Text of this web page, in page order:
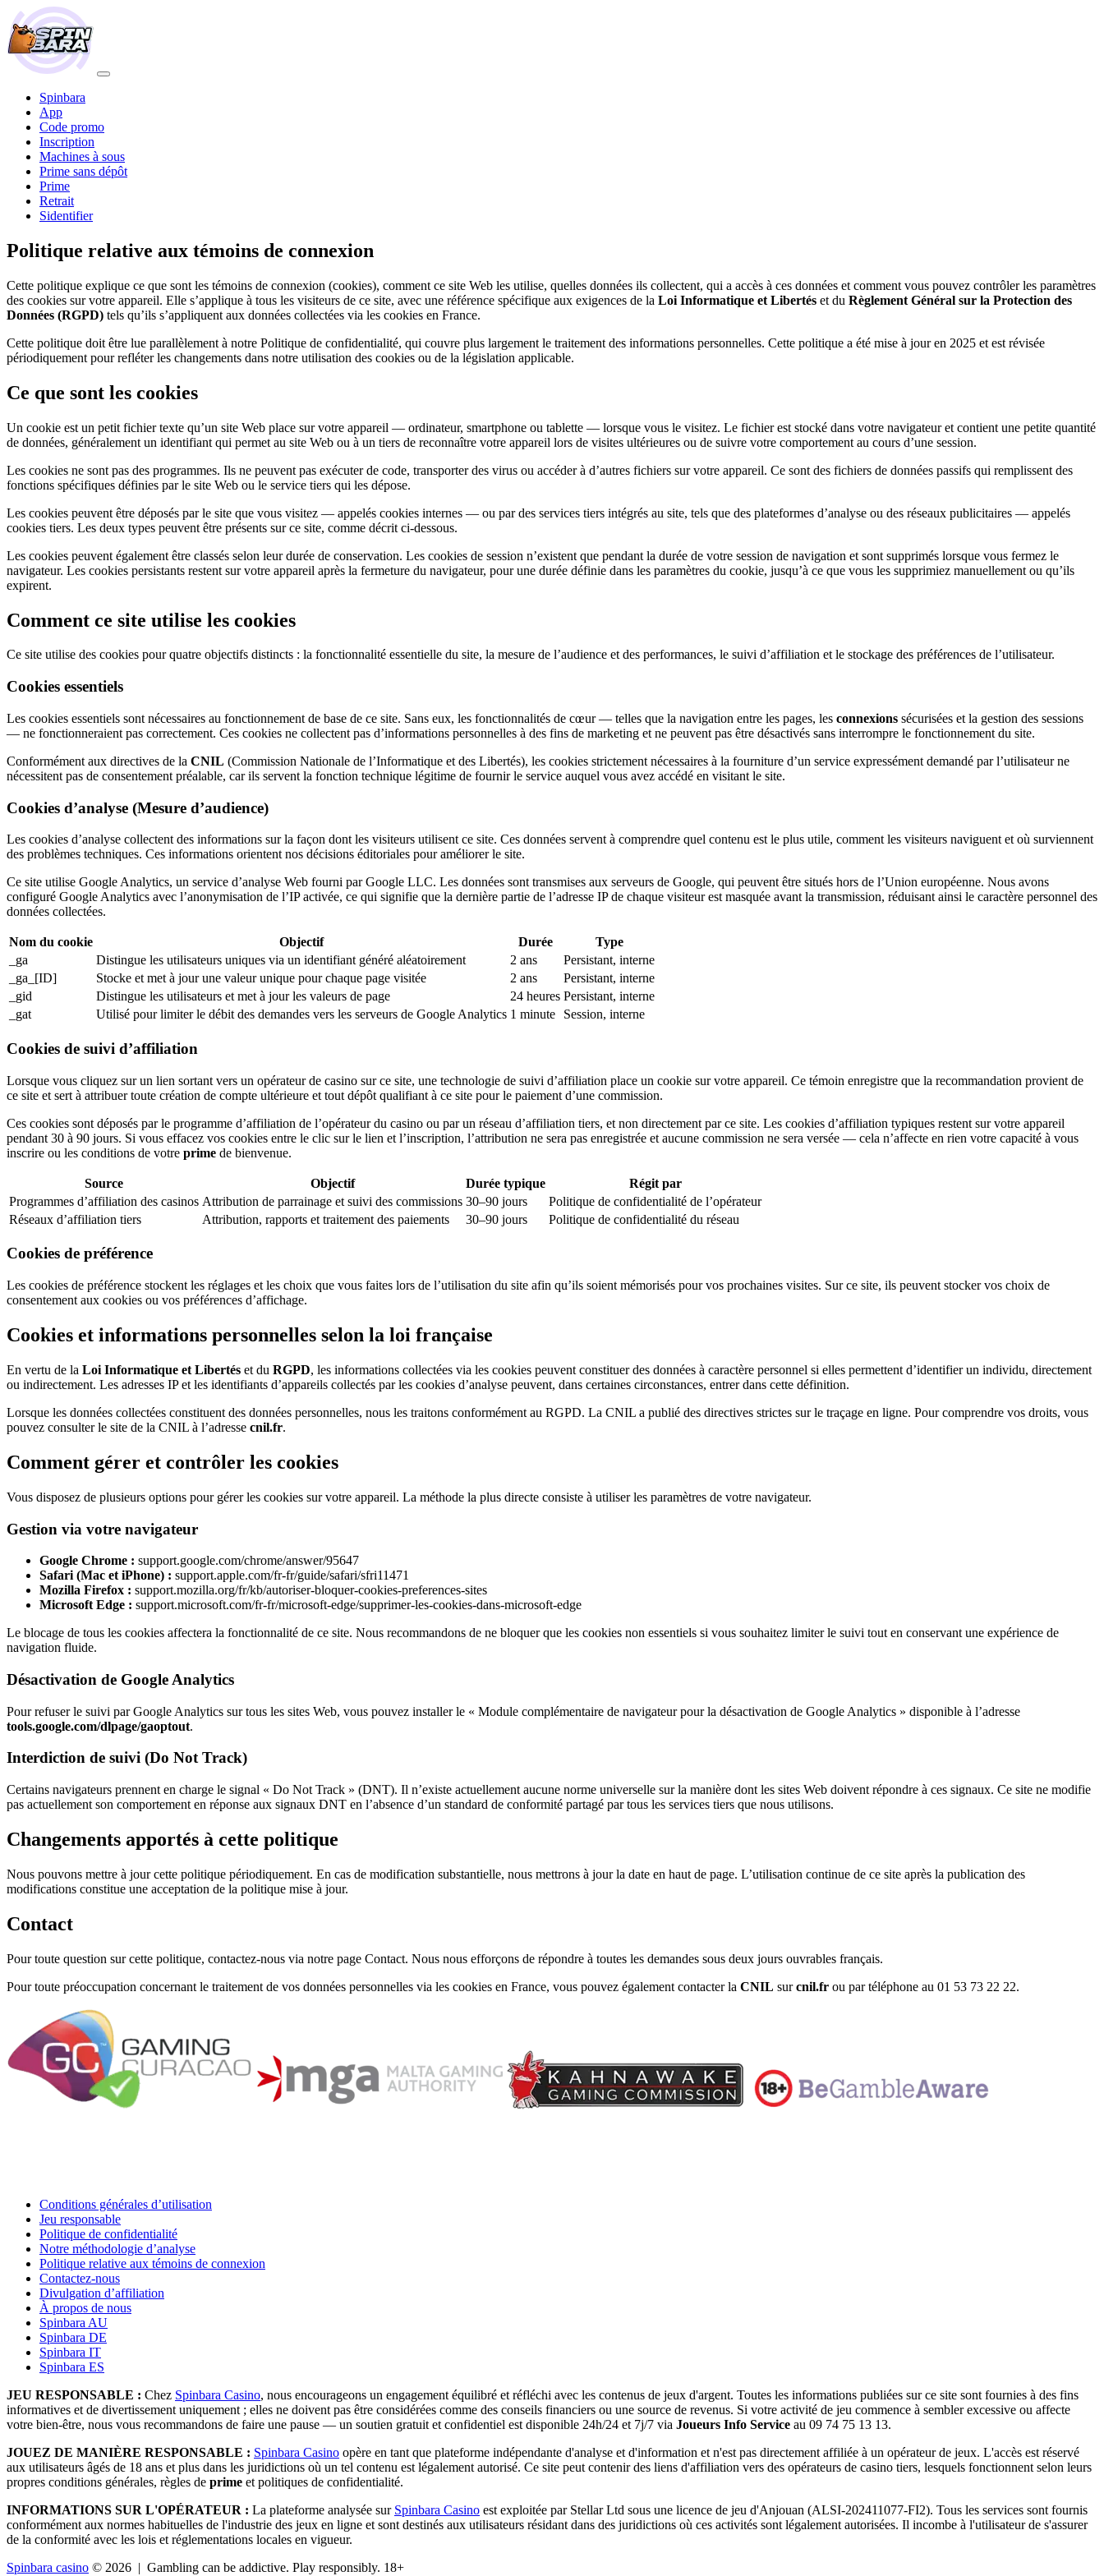
Spinbara
App
Code promo
Inscription
Machines à sous
Prime sans dépôt
Prime
Retrait
Sidentifier
Politique relative aux témoins de connexion
Cette politique explique ce que sont les témoins de connexion (cookies), comment ce site Web les utilise, quelles données ils collectent, qui a accès à ces données et comment vous pouvez contrôler les paramètres
des cookies sur votre appareil. Elle s’applique à tous les visiteurs de ce site, avec une référence spécifique aux exigences de la Loi Informatique et Libertés et du Règlement Général sur la Protection des
Données (RGPD) tels qu’ils s’appliquent aux données collectées via les cookies en France.
Cette politique doit être lue parallèlement à notre Politique de confidentialité, qui couvre plus largement le traitement des informations personnelles. Cette politique a été mise à jour en 2025 et est révisée
périodiquement pour refléter les changements dans notre utilisation des cookies ou de la législation applicable.
Ce que sont les cookies
Un cookie est un petit fichier texte qu’un site Web place sur votre appareil — ordinateur, smartphone ou tablette — lorsque vous le visitez. Le fichier est stocké dans votre navigateur et contient une petite quantité
de données, généralement un identifiant qui permet au site Web ou à un tiers de reconnaître votre appareil lors de visites ultérieures ou de suivre votre comportement au cours d’une session.
Les cookies ne sont pas des programmes. Ils ne peuvent pas exécuter de code, transporter des virus ou accéder à d’autres fichiers sur votre appareil. Ce sont des fichiers de données passifs qui remplissent des
fonctions spécifiques définies par le site Web ou le service tiers qui les dépose.
Les cookies peuvent être déposés par le site que vous visitez — appelés cookies internes — ou par des services tiers intégrés au site, tels que des plateformes d’analyse ou des réseaux publicitaires — appelés
cookies tiers. Les deux types peuvent être présents sur ce site, comme décrit ci-dessous.
Les cookies peuvent également être classés selon leur durée de conservation. Les cookies de session n’existent que pendant la durée de votre session de navigation et sont supprimés lorsque vous fermez le
navigateur. Les cookies persistants restent sur votre appareil après la fermeture du navigateur, pour une durée définie dans les paramètres du cookie, jusqu’à ce que vous les supprimiez manuellement ou qu’ils
expirent.
Comment ce site utilise les cookies
Ce site utilise des cookies pour quatre objectifs distincts : la fonctionnalité essentielle du site, la mesure de l’audience et des performances, le suivi d’affiliation et le stockage des préférences de l’utilisateur.
Cookies essentiels
Les cookies essentiels sont nécessaires au fonctionnement de base de ce site. Sans eux, les fonctionnalités de cœur — telles que la navigation entre les pages, les connexions sécurisées et la gestion des sessions
— ne fonctionneraient pas correctement. Ces cookies ne collectent pas d’informations personnelles à des fins de marketing et ne peuvent pas être désactivés sans interrompre le fonctionnement du site.
Conformément aux directives de la CNIL (Commission Nationale de l’Informatique et des Libertés), les cookies strictement nécessaires à la fourniture d’un service expressément demandé par l’utilisateur ne
nécessitent pas de consentement préalable, car ils servent la fonction technique légitime de fournir le service auquel vous avez accédé en visitant le site.
Cookies d’analyse (Mesure d’audience)
Les cookies d’analyse collectent des informations sur la façon dont les visiteurs utilisent ce site. Ces données servent à comprendre quel contenu est le plus utile, comment les visiteurs naviguent et où surviennent
des problèmes techniques. Ces informations orientent nos décisions éditoriales pour améliorer le site.
Ce site utilise Google Analytics, un service d’analyse Web fourni par Google LLC. Les données sont transmises aux serveurs de Google, qui peuvent être situés hors de l’Union européenne. Nous avons
configuré Google Analytics avec l’anonymisation de l’IP activée, ce qui signifie que la dernière partie de l’adresse IP de chaque visiteur est masquée avant la transmission, réduisant ainsi le caractère personnel des
données collectées.
Nom du cookie Objectif Durée
Type
_ga
Distingue les utilisateurs uniques via un identifiant généré aléatoirement 2 ans
Persistant, interne
_ga_[ID]
Stocke et met à jour une valeur unique pour chaque page visitée 2 ans
Persistant, interne
_gid
Distingue les utilisateurs et met à jour les valeurs de page 24 heures Persistant, interne
_gat
Utilisé pour limiter le débit des demandes vers les serveurs de Google Analytics 1 minute Session, interne
Cookies de suivi d’affiliation
Lorsque vous cliquez sur un lien sortant vers un opérateur de casino sur ce site, une technologie de suivi d’affiliation place un cookie sur votre appareil. Ce témoin enregistre que la recommandation provient de
ce site et sert à attribuer toute création de compte ultérieure et tout dépôt qualifiant à ce site pour le paiement d’une commission.
Ces cookies sont déposés par le programme d’affiliation de l’opérateur du casino ou par un réseau d’affiliation tiers, et non directement par ce site. Les cookies d’affiliation typiques restent sur votre appareil
pendant 30 à 90 jours. Si vous effacez vos cookies entre le clic sur le lien et l’inscription, l’attribution ne sera pas enregistrée et aucune commission ne sera versée — cela n’affecte en rien votre capacité à vous
inscrire ou les conditions de votre prime de bienvenue.
Source Objectif Durée typique
Régit par
Programmes d’affiliation des casinos Attribution de parrainage et suivi des commissions 30–90 jours
Politique de confidentialité de l’opérateur
Réseaux d’affiliation tiers
Attribution, rapports et traitement des paiements 30–90 jours Politique de confidentialité du réseau
Cookies de préférence
Les cookies de préférence stockent les réglages et les choix que vous faites lors de l’utilisation du site afin qu’ils soient mémorisés pour vos prochaines visites. Sur ce site, ils peuvent stocker vos choix de
consentement aux cookies ou vos préférences d’affichage.
Cookies et informations personnelles selon la loi française
En vertu de la Loi Informatique et Libertés et du RGPD, les informations collectées via les cookies peuvent constituer des données à caractère personnel si elles permettent d’identifier un individu, directement
ou indirectement. Les adresses IP et les identifiants d’appareils collectés par les cookies d’analyse peuvent, dans certaines circonstances, entrer dans cette définition.
Lorsque les données collectées constituent des données personnelles, nous les traitons conformément au RGPD. La CNIL a publié des directives strictes sur le traçage en ligne. Pour comprendre vos droits, vous
pouvez consulter le site de la CNIL à l’adresse cnil.fr.
Comment gérer et contrôler les cookies
Vous disposez de plusieurs options pour gérer les cookies sur votre appareil. La méthode la plus directe consiste à utiliser les paramètres de votre navigateur.
Gestion via votre navigateur
Google Chrome : support.google.com/chrome/answer/95647
Safari (Mac et iPhone) : support.apple.com/fr-fr/guide/safari/sfri11471
Mozilla Firefox : support.mozilla.org/fr/kb/autoriser-bloquer-cookies-preferences-sites
Microsoft Edge : support.microsoft.com/fr-fr/microsoft-edge/supprimer-les-cookies-dans-microsoft-edge
Le blocage de tous les cookies affectera la fonctionnalité de ce site. Nous recommandons de ne bloquer que les cookies non essentiels si vous souhaitez limiter le suivi tout en conservant une expérience de
navigation fluide.
Désactivation de Google Analytics
Pour refuser le suivi par Google Analytics sur tous les sites Web, vous pouvez installer le « Module complémentaire de navigateur pour la désactivation de Google Analytics » disponible à l’adresse
tools.google.com/dlpage/gaoptout.
Interdiction de suivi (Do Not Track)
Certains navigateurs prennent en charge le signal « Do Not Track » (DNT). Il n’existe actuellement aucune norme universelle sur la manière dont les sites Web doivent répondre à ces signaux. Ce site ne modifie
pas actuellement son comportement en réponse aux signaux DNT en l’absence d’un standard de conformité partagé par tous les services tiers que nous utilisons.
Changements apportés à cette politique
Nous pouvons mettre à jour cette politique périodiquement. En cas de modification substantielle, nous mettrons à jour la date en haut de page. L’utilisation continue de ce site après la publication des
modifications constitue une acceptation de la politique mise à jour.
Contact
Pour toute question sur cette politique, contactez-nous via notre page Contact. Nous nous efforçons de répondre à toutes les demandes sous deux jours ouvrables français.
Pour toute préoccupation concernant le traitement de vos données personnelles via les cookies en France, vous pouvez également contacter la CNIL surcnil.fr ou par téléphone au 01 53 73 22 22.
Conditions générales d’utilisation
Jeu responsable
Politique de confidentialité
Notre méthodologie d’analyse
Politique relative aux témoins de connexion
Contactez-nous
Divulgation d’affiliation
À propos de nous
Spinbara AU
Spinbara DE
Spinbara IT
Spinbara ES
JEU RESPONSABLE : Chez Spinbara Casino, nous encourageons un engagement équilibré et réfléchi avec les contenus de jeux d'argent. Toutes les informations publiées sur ce site sont fournies à des fins
informatives et de divertissement uniquement ; elles ne doivent pas être considérées comme des conseils financiers ou une source de revenus. Si votre activité de jeu commence à sembler excessive ou affecte
votre bien-être, nous vous recommandons de faire une pause — un soutien gratuit et confidentiel est disponible 24h/24 et 7j/7 via Joueurs Info Service au 09 74 75 13 13.
JOUEZ DE MANIÈRE RESPONSABLE : Spinbara Casino opère en tant que plateforme indépendante d'analyse et d'information et n'est pas directement affiliée à un opérateur de jeux. L'accès est réservé
aux utilisateurs âgés de 18 ans et plus dans les juridictions où un tel contenu est légalement autorisé. Ce site peut contenir des liens d'affiliation vers des opérateurs de casino tiers, lesquels fonctionnent selon leurs
propres conditions générales, règles de prime et politiques de confidentialité.
INFORMATIONS SUR L'OPÉRATEUR : La plateforme analysée sur Spinbara Casino est exploitée par Stellar Ltd sous une licence de jeu d'Anjouan (ALSI-202411077-FI2). Tous les services sont fournis
conformément aux normes habituelles de l'industrie des jeux en ligne et sont destinés aux utilisateurs résidant dans des juridictions où ces activités sont légalement autorisées. Il incombe à l'utilisateur de s'assurer
de la conformité avec les lois et réglementations locales en vigueur.
Spinbara casino © 2026 | Gambling can be addictive. Play responsibly. 18+